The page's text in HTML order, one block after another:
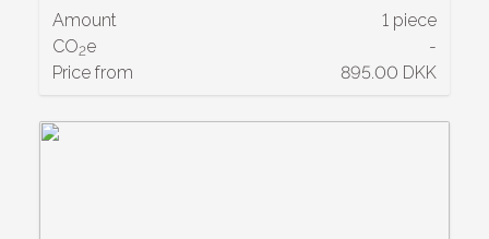
vask 65x210cm Pris kr. 895,-
Amount
1 piece
CO2e
-
Price from
895.00 DKK